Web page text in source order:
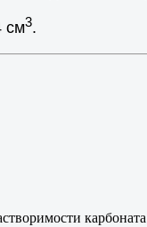
см3.